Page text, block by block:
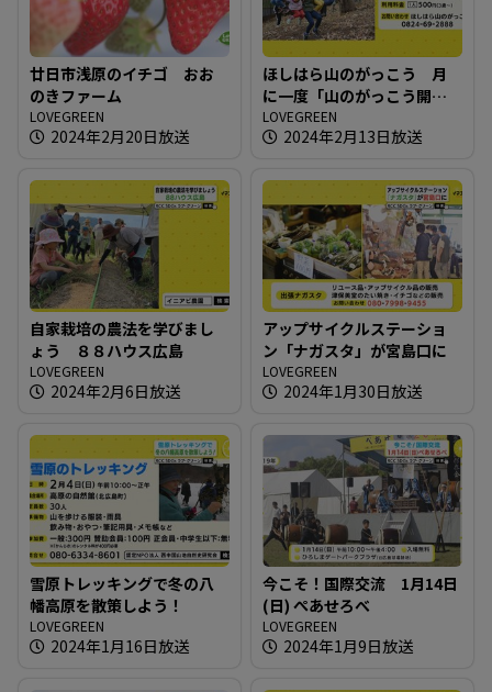
廿日市浅原のイチゴ おお
のきファーム
LOVEGREEN
2024年2月20日放送
ほしはら山のがっこう 月
に一度「山のがっこう開放
日」
LOVEGREEN
2024年2月13日放送
自家栽培の農法を学びまし
ょう ８８ハウス広島
LOVEGREEN
2024年2月6日放送
アップサイクルステーショ
ン「ナガスタ」が宮島口に
LOVEGREEN
2024年1月30日放送
雪原トレッキングで冬の八
幡高原を散策しよう！
LOVEGREEN
2024年1月16日放送
今こそ！国際交流 1月14日
(日) ぺあせろべ
LOVEGREEN
2024年1月9日放送